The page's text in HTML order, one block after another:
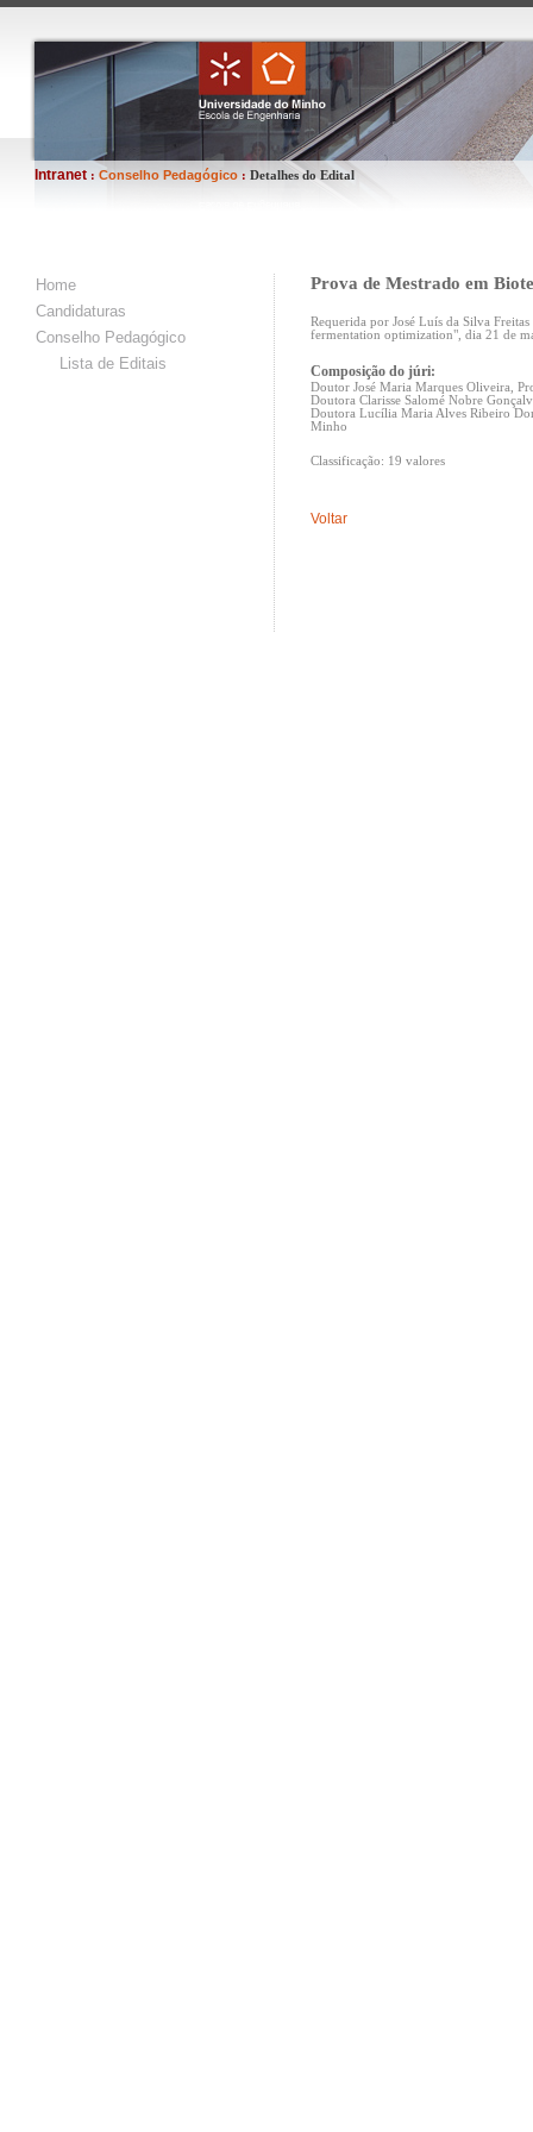
Intranet : Conselho Pedagógico : Detalhes do Edital
Home
Candidaturas
Conselho Pedagógico
Lista de Editais
Prova de Mestrado em
Requerida por José Luís da Silva
fermentation optimization", dia 21 de
Composição do júri:
Doutor José Maria Marques Oliveira,
Doutora Clarisse Salomé Nobre
Doutora Lucília Maria Alves Ribeiro
Minho
Classificação: 19 valores
Voltar